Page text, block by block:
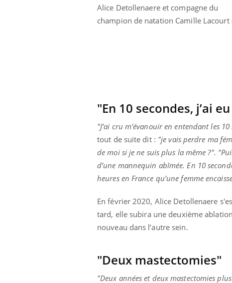
Alice Detollenaere et compagne du
champion de natation Camille
"En 10 secondes, j’ai
"J’ai cru m’évanouir en entendant les
tout de suite dit : "je vais perdre ma
de moi si je ne suis plus la même ?".
d’une mannequin abîmée. En 10
heures en France qu’une femme
En février 2020, Alice Detollenaere
tard, elle subira une deuxième
nouveau dans l’autre sein.
"Deux mastectomies"
"Deux années et deux mastectomies